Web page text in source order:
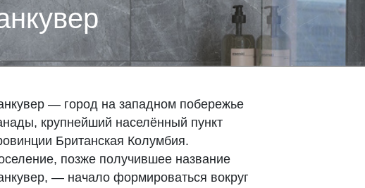
— город на западном побережье
крупнейший населённый пункт
Британская Колумбия.
позже получившее название
— начало формироваться вокруг